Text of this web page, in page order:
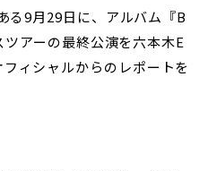
る9月29日に、アルバム『B
アーの最終公演を六本木E
ィシャルからのレポートを